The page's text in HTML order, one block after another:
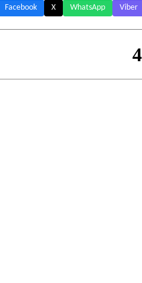
Facebook X WhatsApp Viber